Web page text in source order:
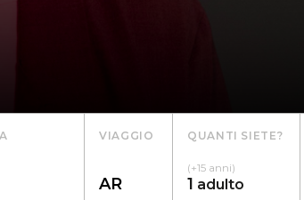
VIAGGIO QUANTI SIETE?
(+15 anni)
1 adulto